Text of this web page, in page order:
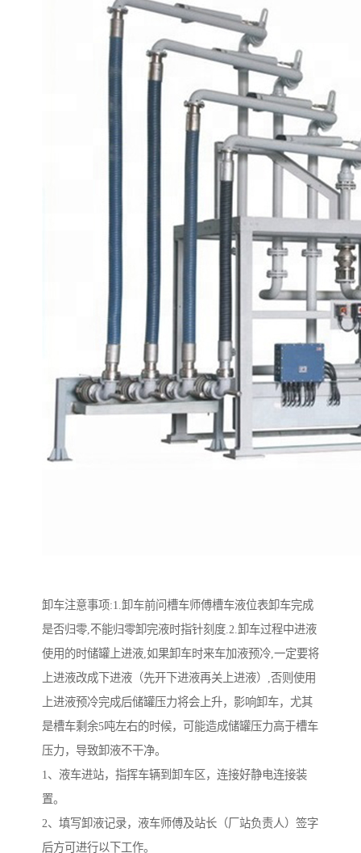
卸车注意事项:1.卸车前问槽车师傅槽车液位表卸车完成
是否归零,不能归零卸完液时指针刻度.2.卸车过程中进液
使用的时储罐上进液,如果卸车时来车加液预冷,一定要将
上进液改成下进液（先开下进液再关上进液）,否则使用
上进液预冷完成后储罐压力将会上升，影响卸车，尤其
是槽车剩余5吨左右的时候，可能造成储罐压力高于槽车
压力，导致卸液不干净。
1、液车进站，指挥车辆到卸车区，连接好静电连接装
置。
2、填写卸液记录，液车师傅及站长（厂站负责人）签字
后方可进行以下工作。